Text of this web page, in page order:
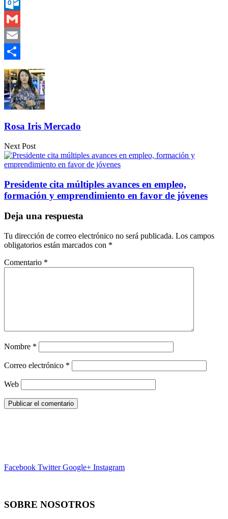
Messenger
Outlook.com
Gmail
Email
Compartir
Rosa Iris Mercado
Next Post
Presidente cita múltiples avances en empleo,
formación y emprendimiento en favor de jóvenes
Deja una respuesta
Tu dirección de correo electrónico no será publicada. Los campos
obligatorios están marcados con *
Comentario *
Nombre *
Correo electrónico *
Web
Facebook Twitter Google+ Instagram
SOBRE NOSOTROS